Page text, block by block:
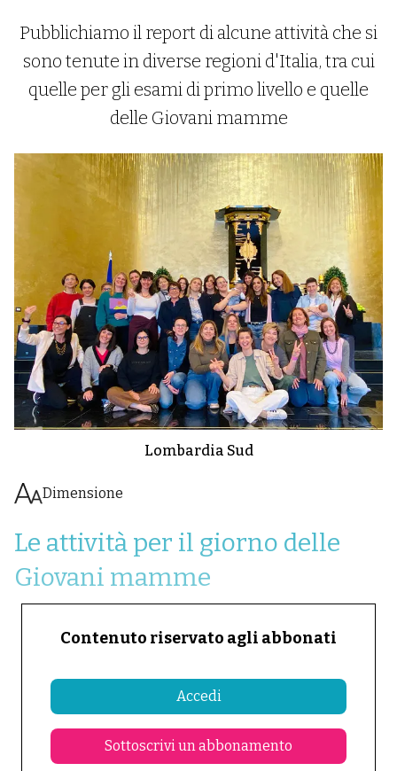
Pubblichiamo il report di alcune attività che si
sono tenute in diverse regioni d'Italia, tra cui
quelle per gli esami di primo livello e quelle
delle Giovani mamme
Lombardia Sud
Dimensione
Le attività per il giorno delle
Giovani mamme
Contenuto riservato agli abbonati
Accedi
Sottoscrivi un abbonamento